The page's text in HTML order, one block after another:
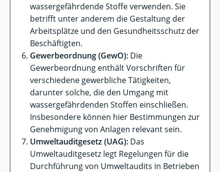
wassergefährdende Stoffe verwenden. Sie
betrifft unter anderem die Gestaltung der
Arbeitsplätze und den Gesundheitsschutz der
Beschäftigten.
Gewerbeordnung (GewO): Die
Gewerbeordnung enthält Vorschriften für
verschiedene gewerbliche Tätigkeiten,
darunter solche, die den Umgang mit
wassergefährdenden Stoffen einschließen.
Insbesondere können hier Bestimmungen zur
Genehmigung von Anlagen relevant sein.
Umweltauditgesetz (UAG): Das
Umweltauditgesetz legt Regelungen für die
Durchführung von Umweltaudits in Betrieben